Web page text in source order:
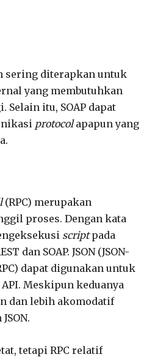
sering diterapkan untuk
yang membutuhkan
Selain itu, SOAP dapat
protocolapapun yang
(RPC) merupakan
proses. Dengan kata
scriptpada
dan SOAP. JSON (JSON-
dapat digunakan untuk
Meskipun keduanya
dan lebih akomodatif
tetapi RPC relatif